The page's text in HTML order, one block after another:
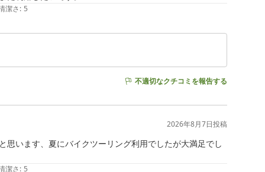
潔さ: 5
不適切なクチコミを報告する
2026年8月7日投稿
います、夏にバイクツーリング利用でしたが大満足でし
潔さ: 5